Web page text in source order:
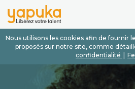
Nous utilisons les cookies afin de fournir
proposés sur notre site, comme
confidentialité